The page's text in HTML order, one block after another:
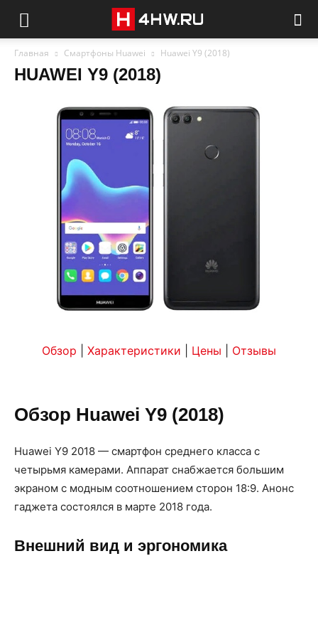
Главная Смартфоны Huawei Huawei Y9 (2018)
HUAWEI Y9 (2018)
Обзор Характеристики Цены Отзывы
Обзор Huawei Y9 (2018)
Huawei Y9 2018 — смартфон среднего класса с
четырьмя камерами. Аппарат снабжается большим
экраном с модным соотношением сторон 18:9. Анонс
гаджета состоялся в марте 2018 года.
Внешний вид и эргономика